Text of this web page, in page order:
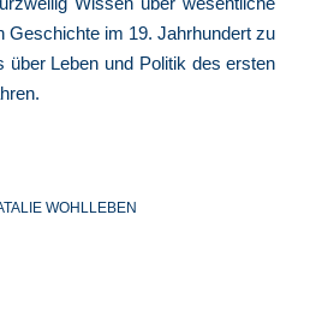
Geschichte im 19. Jahrhundert zu
über Leben und Politik des ersten
WOHLLEBEN